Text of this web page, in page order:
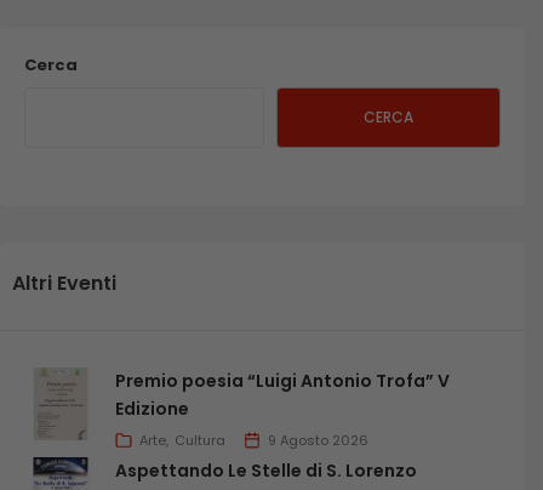
Cerca
CERCA
Altri Eventi
Premio poesia “Luigi Antonio Trofa” V
Edizione
Arte Cultura 9 Agosto 2026
Aspettando Le Stelle di S. Lorenzo